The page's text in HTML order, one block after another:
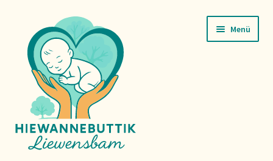
Navigation
springen
Inhalt
springen
Menü